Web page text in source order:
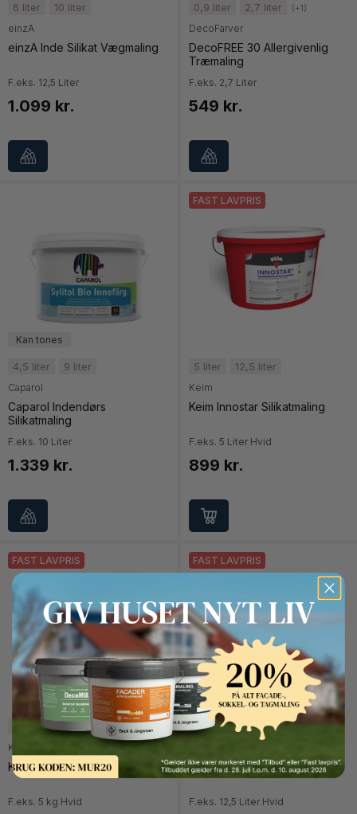
6 liter 10 liter
einzA
einzA Inde Silikat Vægmaling
F.eks. 12,5 Liter
1.099 kr.
0,9 liter 2,7 liter (+1)
DecoFarver
DecoFREE 30 Allergivenlig
Træmaling
F.eks. 2,7 Liter
549 kr.
4,5 liter 9 liter
Caparol
Caparol Indendørs
Silikatmaling
F.eks. 10 Liter
1.339 kr.
FAST LAVPRIS
5 liter 12,5 liter
Keim
Keim Innostar Silikatmaling
F.eks. 5 Liter Hvid
899 kr.
FAST LAVPRIS
12,5 liter
Keim
Keim Ecosil-ME Silikatmaling
F.eks. 5 kg Hvid
FAST LAVPRIS
5 liter 12,5 liter
Keim Innotop Silikatmaling
F.eks. 12,5 LiterHvid
Button Text